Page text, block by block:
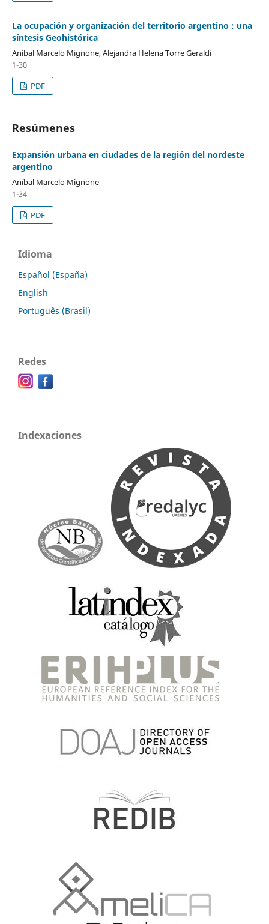
La ocupación y organización del territorio argentino : una
síntesis Geohistórica
Aníbal Marcelo Mignone, Alejandra Helena Torre Geraldi
1-30
PDF
Resúmenes
Expansión urbana en ciudades de la región del nordeste
argentino
Aníbal Marcelo Mignone
1-34
PDF
Idioma
Español (España)
English
Português (Brasil)
Redes
Indexaciones